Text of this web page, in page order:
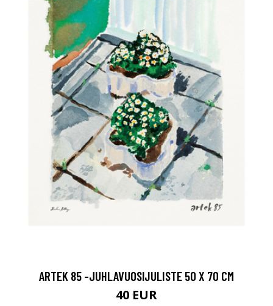
ARTEK 85 -JUHLAVUOSIJULISTE 50 X 70 CM
40 EUR